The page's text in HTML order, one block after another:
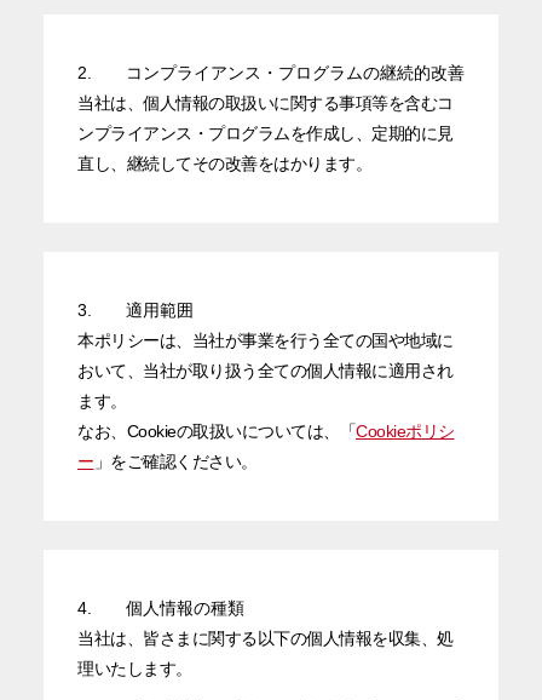
サイトポリシー
サービス約款
匿名加工情報の取扱いについて
情報セキュリティ基本方針
2.
コンプライアンス・プログラムの継続的改善
当社は、個人情報の取扱いに関する事項等を含むコ
ンプライアンス・プログラムを作成し、定期的に見
直し、継続してその改善をはかります。
3.
適用範囲
本ポリシーは、当社が事業を行う全ての国や地域に
おいて、当社が取り扱う全ての個人情報に適用され
ます。
なお、Cookieの取扱いについては、「Cookieポリシ
ー 」をご確認ください。
4.
個人情報の種類
当社は、皆さまに関する以下の個人情報を収集、処
理いたします。